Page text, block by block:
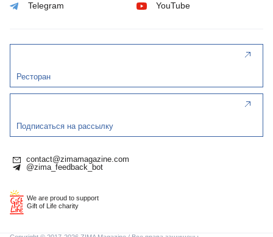
Telegram YouTube
Ресторан
Подписаться на рассылку
contact@zimamagazine.com
@zima_feedback_bot
We are proud to support
Gift of Life charity